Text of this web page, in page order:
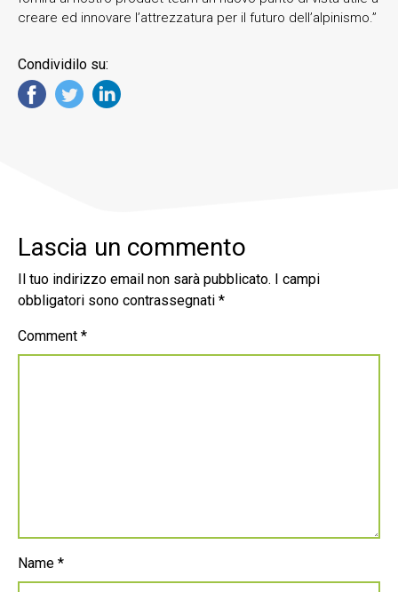
creare ed innovare l’attrezzatura per il futuro dell’alpinismo.”
Condividilo su:
Lascia un commento
Il tuo indirizzo email non sarà pubblicato.
I campi
obbligatori sono contrassegnati *
Comment *
Name *